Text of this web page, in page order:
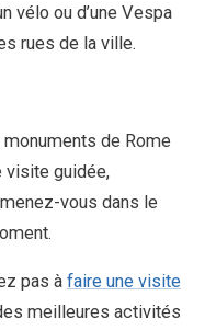
vélo ou d’une Vespa
rues de la ville.
monuments de Rome
visite guidée,
vous dans le
pas à faire une visite
meilleures activités